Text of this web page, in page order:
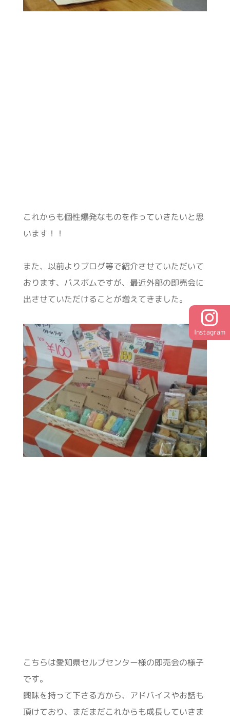
これからも個性爆発なものを作っていきたいと思
います！！
また、以前よりブログ等で紹介させていただいて
おります、バスボムですが、最近外部の即売会に
出させていただけることが増えてきました。
こちらは愛知県セルプセンター様の即売会の様子
です。
興味を持って下さる方から、アドバイスやお話も
頂けており、まだまだこれからも成長していきま
Instagram